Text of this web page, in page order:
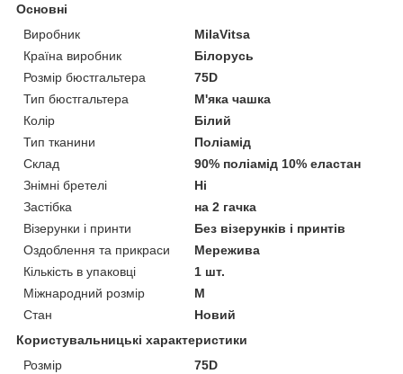
Основні
Виробник
MilaVitsa
Країна виробник
Білорусь
Розмір бюстгальтера
75D
Тип бюстгальтера
М'яка чашка
Колір
Білий
Тип тканини
Поліамід
Склад
90% поліамід 10% еластан
Знімні бретелі
Ні
Застібка
на 2 гачка
Візерунки і принти
Без візерунків і принтів
Оздоблення та прикраси
Мережива
Кількість в упаковці
1 шт.
Міжнародний розмір
M
Стан
Новий
Користувальницькі характеристики
Розмір
75D